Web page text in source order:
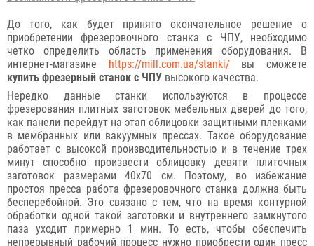
До того, как будет принято окончательное решение о
приобретении фрезеровочного станка с ЧПУ, необходимо
четко определить область применения оборудования. В
интернет-магазине https://mill.com.ua/stanki/вы сможете
купить фрезерный станок с ЧПУ высокого качества.
Нередко данные станки используются в процессе
фрезерования плитных заготовок мебельных дверей до того,
как панели перейдут на этап облицовки защитными пленками
в мембранных или вакуумных прессах. Такое оборудование
работает с высокой производительностью и в течение трех
минут способно произвести облицовку девяти плиточных
заготовок размерами 40х70 см. Поэтому, во избежание
простоя пресса работа фрезеровочного станка должна быть
бесперебойной. Это связано с тем, что на время контурной
обработки одной такой заготовки и внутреннего замкнутого
паза уходит примерно 1 мин. То есть, чтобы обеспечить
непрерывный рабочий процесс нужно приобрести один пресс